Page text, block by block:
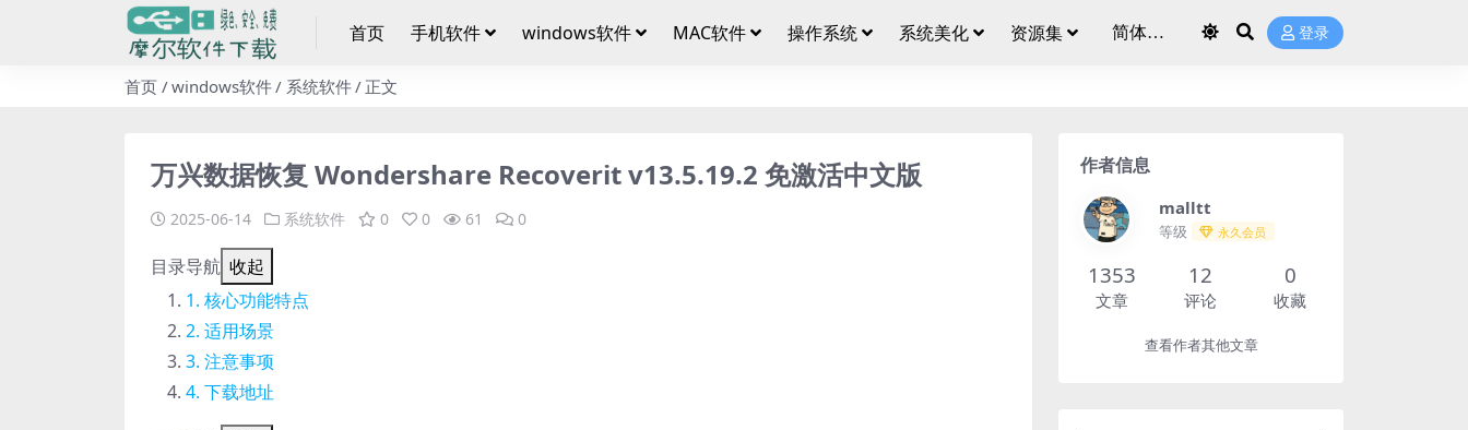
首页 手机软件 windows软件 MAC软件 操作系统 系统美化 资源集 登录
首页 windows软件 系统软件 正文
万兴数据恢复 Wondershare Recoverit v13.5.19.2 免激活中文版
2025-06-14 系统软件 0 0 61 0
目录导航 收起
核心功能特点
适用场景
注意事项
下载地址
作者信息
malltt
等级 永久会员
1353
文章
12
评论
0
收藏
查看作者其他文章